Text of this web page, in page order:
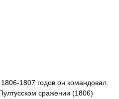
1807 годов он командовал
сражении (1806)